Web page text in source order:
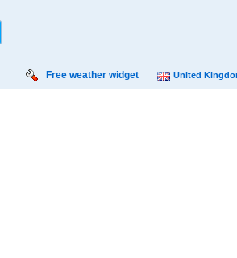
Free weather widget United